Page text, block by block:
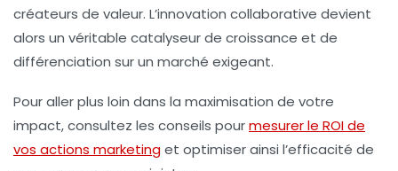
créateurs de valeur. L’innovation collaborative devient
alors un véritable catalyseur de croissance et de
différenciation sur un marché exigeant.
Pour aller plus loin dans la maximisation de votre
impact, consultez les conseils pourmesurer le ROI de
vos actions marketinget optimiser ainsi l’efficacité de